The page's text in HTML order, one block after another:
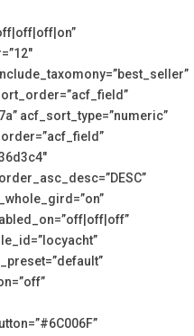
acf_sort_type=”numeric”